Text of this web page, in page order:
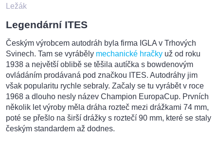
Ležák
Legendární ITES
Českým výrobcem autodráh byla firma IGLA v Trhových
Svinech. Tam se vyráběly mechanické hračky už od roku
1938 a největší oblibě se těšila autíčka s bowdenovým
ovládáním prodávaná pod značkou ITES. Autodráhy jim
však popularitu rychle sebraly. Začaly se tu vyrábět v roce
1968 a dlouho nesly název Champion EuropaCup. Prvních
několik let výroby měla dráha rozteč mezi drážkami 74 mm,
poté se přešlo na širší drážky s roztečí 90 mm, které se staly
českým standardem až dodnes.